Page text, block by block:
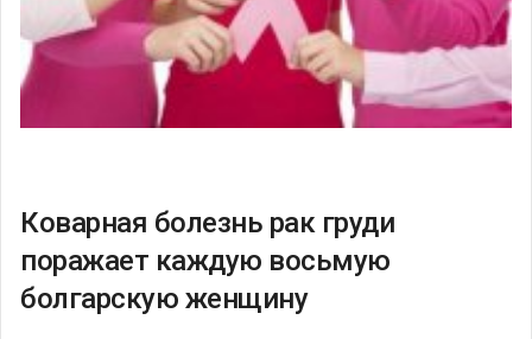
Коварная болезнь рак груди
поражает каждую восьмую
болгарскую женщину